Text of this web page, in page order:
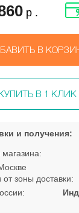
р .
В
В 1 КЛИК
и получения:
от зоны доставки: